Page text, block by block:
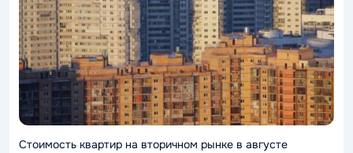
Стоимость квартир на вторичном рынке в августе